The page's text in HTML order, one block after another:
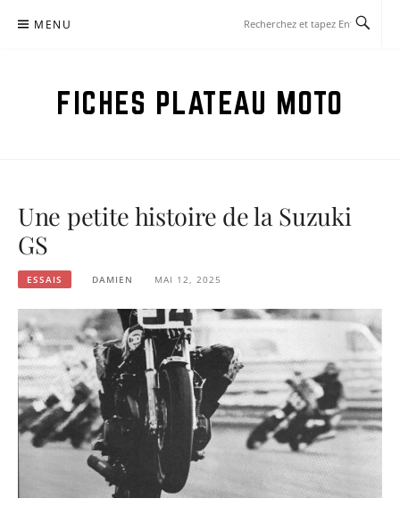
MENU
FICHES PLATEAU MOTO
Une petite histoire de la Suzuki
GS
ESSAIS DAMIEN MAI 12, 2025